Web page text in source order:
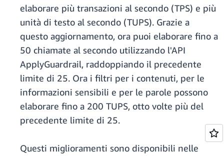
elaborare più transazioni al secondo (TPS) e più
unità di testo al secondo (TUPS). Grazie a
questo aggiornamento, ora puoi elaborare fino a
50 chiamate al secondo utilizzando l'API
ApplyGuardrail, raddoppiando il precedente
limite di 25. Ora i filtri per i contenuti, per le
informazioni sensibili e per le parole possono
elaborare fino a 200 TUPS, otto volte più del
precedente limite di 25.
Questi miglioramenti sono disponibili nelle